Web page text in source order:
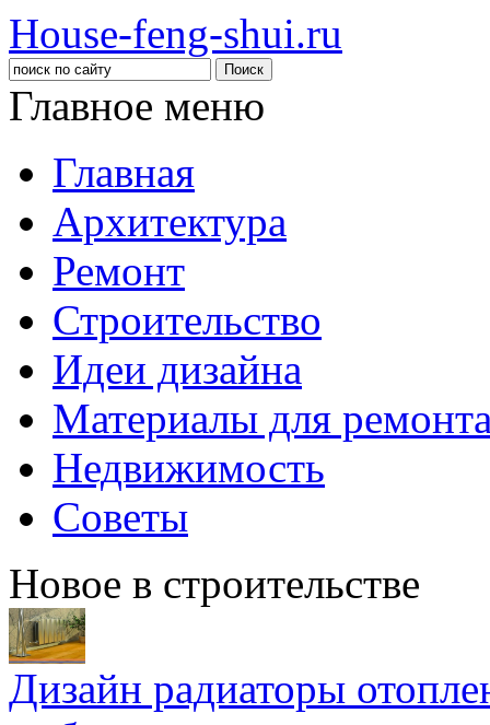
House-feng-shui.ru
Главное меню
Главная
Архитектура
Ремонт
Строительство
Идеи дизайна
Материалы для
Недвижимость
Советы
Новое в строительстве
Дизайн радиаторы